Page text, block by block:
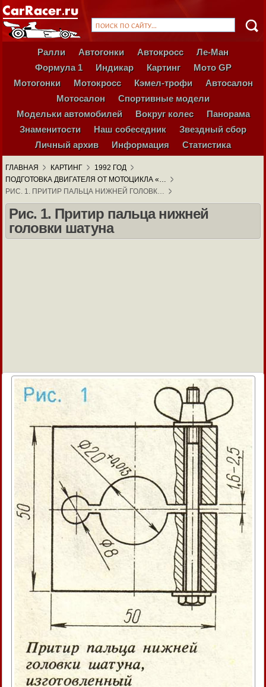
Ралли Автогонки Автокросс
Ле-Ман
Формула 1
Индикар Картинг
Мото GP
Мотогонки
Мотокросс Кэмел-трофи
Автосалон
Мотосалон
Спортивные модели
Модельки автомобилей
Вокруг колес
Панорама
Знаменитости
Наш собеседник
Звездный сбор
Личный архив
Информация Статистика
ГЛАВНАЯ КАРТИНГ
1992 ГОД
ПОДГОТОВКА ДВИГАТЕЛЯ ОТ МОТОЦИКЛА «…
РИС. 1. ПРИТИР ПАЛЬЦА НИЖНЕЙ ГОЛОВК…
Рис. 1. Притир пальца нижней
головки шатуна